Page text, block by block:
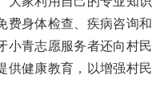
费身体检查、疾病咨询和
小青志愿服务者还向村民
供健康教育，以增强村民